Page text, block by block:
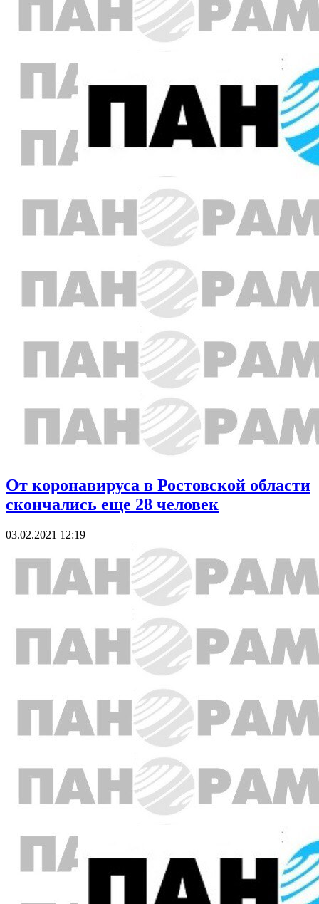
От коронавируса в Ростовской области
скончались еще 28 человек
03.02.2021 12:19